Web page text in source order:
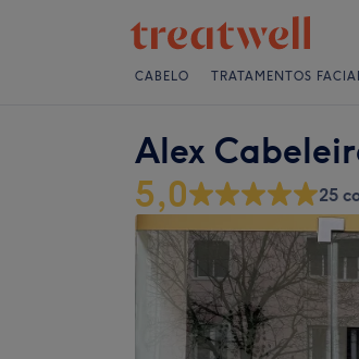
CABELO TRATAMENTOS
Alex
5,0 25